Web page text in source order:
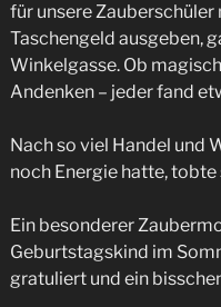
für unsere Zauberschüler
Taschengeld ausgeben,
Winkelgasse. Ob
Andenken – jeder fand
Nach so viel Handel und
noch Energie hatte, tobte
Ein besonderer
Geburtstagskind im
gratuliert und ein